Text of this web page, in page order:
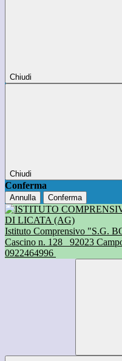
Chiudi
Chiudi
Conferma
Annulla Conferma
Istituto Comprensivo "S.G.
Cascino n. 128
92023
0922464996